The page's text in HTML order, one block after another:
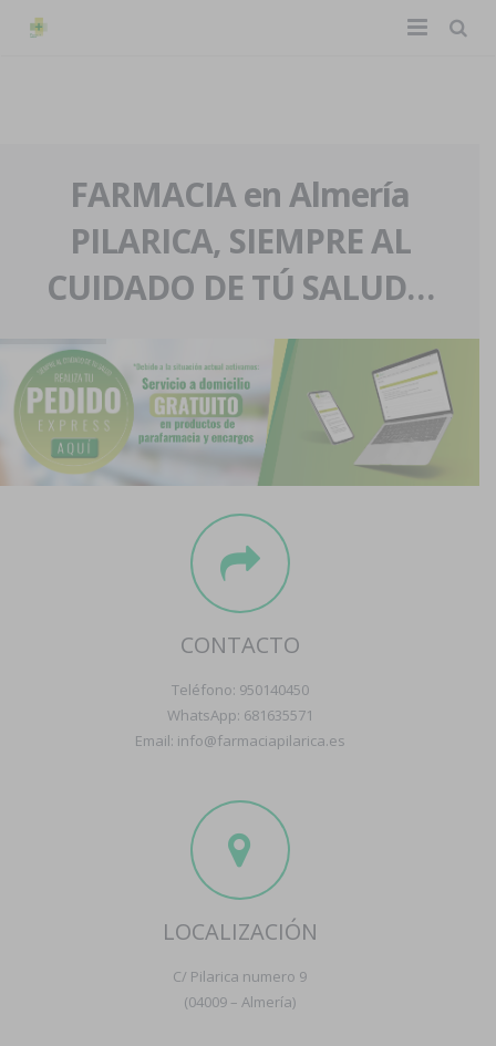
La farmacia
Nuestra historia
Nuestro equipo
Eventos
Servicios y reservas
Pedidos express
Blog
Contacto
Boletín
FARMACIA en Almería
PILARICA, SIEMPRE AL
CUIDADO DE TÚ SALUD…
CONTACTO
Teléfono: 950140450
WhatsApp: 681635571
Email: info@farmaciapilarica.es
LOCALIZACIÓN
C/ Pilarica numero 9
(04009 – Almería)